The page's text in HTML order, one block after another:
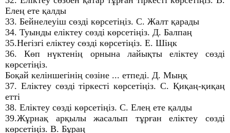
Елең ете қалды
33. Бейнелеуіш сөзді көрсетіңіз. С. Жалт қарады
34. Туынды еліктеу сөзді көрсетіңіз. Д. Балпаң
35.Негізгі еліктеу сөзді көрсетіңіз. Е. Шіңк
36. Көп нүктенің орнына лайықты еліктеу сөзді
көрсетіңіз.
Боқай келіншегінің сөзіне ... етпеді. Д. Мыңқ
37. Еліктеу сөзді тіркесті көрсетіңіз. С. Қиқаң-қиқаң
етті
38. Еліктеу сөзді көрсетіңіз. С. Елең ете қалды
39.Жұрнақ арқылы жасалып тұрған еліктеу сөзді
көрсетіңіз. В. Бұраң